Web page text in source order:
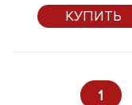
КУПИТЬ
1